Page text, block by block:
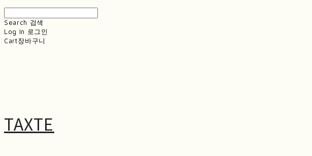
Search 검색
Log In 로그인
Cart장바구니
TAXTE